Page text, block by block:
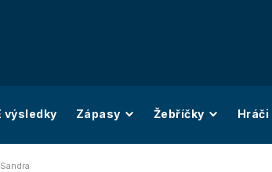
výsledky Zápasy Žebříčky Hráči